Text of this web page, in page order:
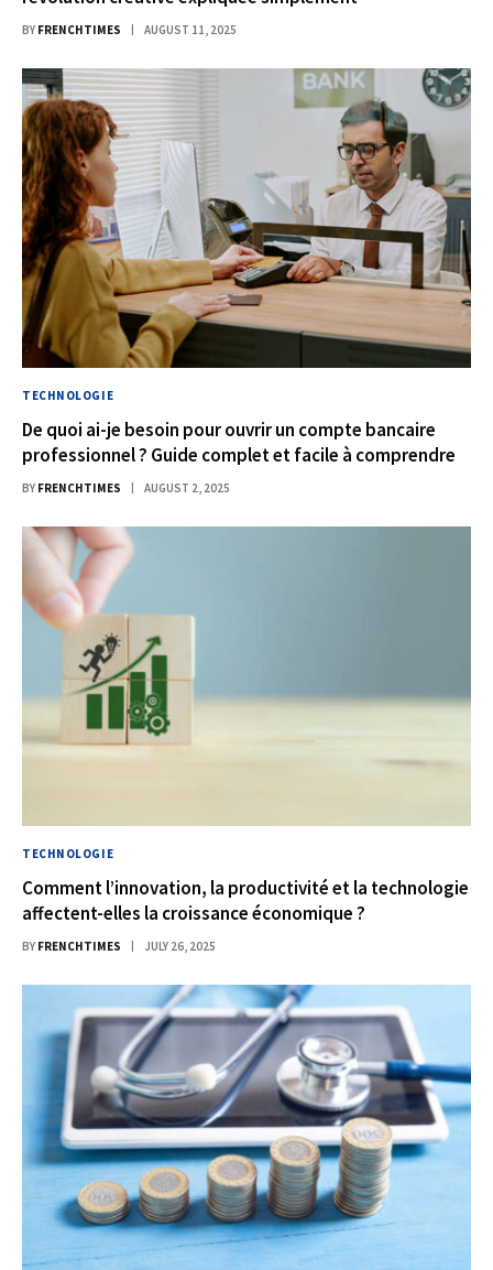
BY FRENCHTIMES AUGUST 11, 2025
TECHNOLOGIE
De quoi ai-je besoin pour ouvrir un compte bancaire
professionnel ? Guide complet et facile à comprendre
BY FRENCHTIMES AUGUST 2, 2025
TECHNOLOGIE
Comment l’innovation, la productivité et la technologie
affectent-elles la croissance économique ?
BY FRENCHTIMES JULY 26, 2025